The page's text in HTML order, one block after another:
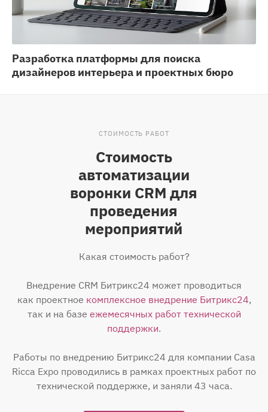
Разработка платформы для поиска
дизайнеров интерьера и проектных бюро
СТОИМОСТЬ РАБОТ
Стоимость
автоматизации
воронки CRM для
проведения
мероприятий
Какая стоимость работ?
Внедрение CRM Битрикс24 может проводиться
как проектное комплексное внедрение Битрикс24,
так и на базе ежемесячных работ технической
поддержки.
Работы по внедрению Битрикс24 для компании Саsа
Riсса Ехро проводились в рамках проектных работ по
технической поддержке, и заняли 43 часа.